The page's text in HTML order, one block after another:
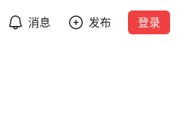
消息 发布 登录